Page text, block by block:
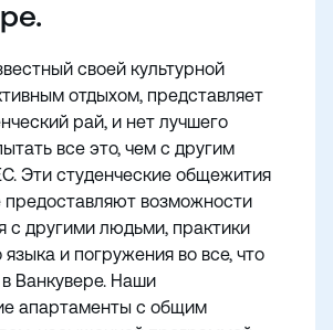
своей культурной
отдыхом, представляет
рай, и нет лучшего
все это, чем с другим
Эти студенческие общежития
предоставляют возможности
с другими людьми, практики
языка и погружения во все, что
Ванкувере. Наши
апартаменты с общим